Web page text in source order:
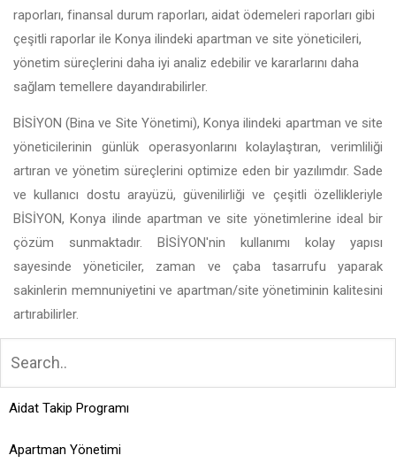
raporları, finansal durum raporları, aidat ödemeleri raporları gibi
çeşitli raporlar ile Konya ilindeki apartman ve site yöneticileri,
yönetim süreçlerini daha iyi analiz edebilir ve kararlarını daha
sağlam temellere dayandırabilirler.
BİSİYON (Bina ve Site Yönetimi), Konya ilindeki apartman ve site
yöneticilerinin günlük operasyonlarını kolaylaştıran, verimliliği
artıran ve yönetim süreçlerini optimize eden bir yazılımdır. Sade
ve kullanıcı dostu arayüzü, güvenilirliği ve çeşitli özellikleriyle
BİSİYON, Konya ilinde apartman ve site yönetimlerine ideal bir
çözüm sunmaktadır. BİSİYON'nin kullanımı kolay yapısı
sayesinde yöneticiler, zaman ve çaba tasarrufu yaparak
sakinlerin memnuniyetini ve apartman/site yönetiminin kalitesini
artırabilirler.
Aidat Takip Programı
Apartman Yönetimi